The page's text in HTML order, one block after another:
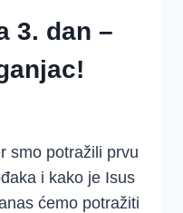
3. dan –
smo potražili prvu
i kako je Isus
ćemo potražiti